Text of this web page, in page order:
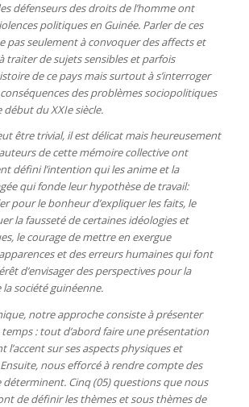
défenseurs des droits de l’homme ont
politiques en Guinée. Parler de ces
pas seulement à convoquer des affects et
traiter de sujets sensibles et parfois
de ce pays mais surtout à s’interroger
conséquences des problèmes sociopolitiques
début du XXIe siècle.
être trivial, il est délicat mais heureusement
de cette mémoire collective ont
défini l’intention qui les anime et la
qui fonde leur hypothèse de travail:
pour le bonheur d’expliquer les faits, le
la fausseté de certaines idéologies et
le courage de mettre en exergue
et des erreurs humaines qui font
d’envisager des perspectives pour la
société guinéenne.
notre approche consiste à présenter
temps : tout d’abord faire une présentation
l’accent sur ses aspects physiques et
nous efforcé à rendre compte des
déterminent. Cinq (05) questions que nous
de définir les thèmes et sous thèmes de